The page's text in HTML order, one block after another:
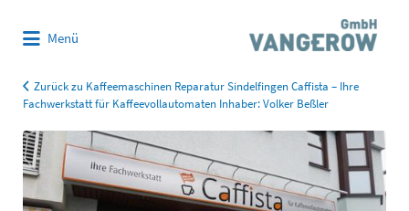
Menü
Zurück zu Kaffeemaschinen Reparatur Sindelfingen Caffista – Ihre
Fachwerkstatt für Kaffeevollautomaten Inhaber: Volker Beßler